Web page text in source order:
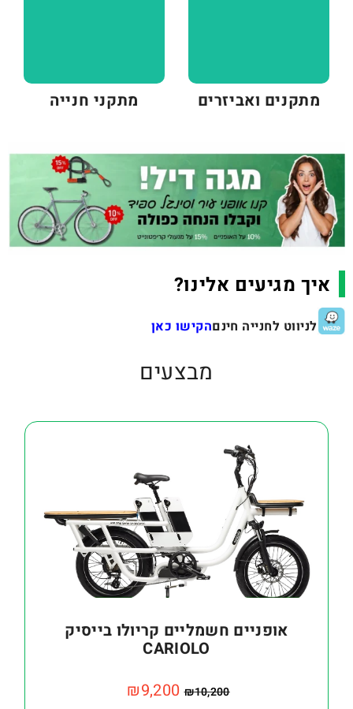
מתקנים ואביזרים מתקני חנייה
איך מגיעים אלינו?
לניווט לחנייה חינםהקישו כאן
מבצעים
אופניים חשמליים קריולו בייסיק
CARIOLO
₪10,200
₪9,200